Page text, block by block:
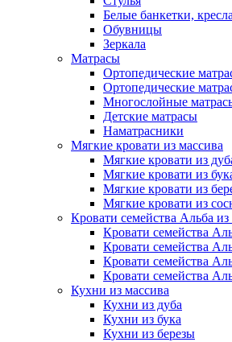
Белые банкетки,
Обувницы
Зеркала
Матрасы
Ортопедические
Ортопедические
Многослойные
Детские матрасы
Наматрасники
Мягкие кровати из массива
Мягкие кровати из
Мягкие кровати из
Мягкие кровати из
Мягкие кровати из
Кровати семейства Альба из
Кровати семейства
Кровати семейства
Кровати семейства
Кровати семейства
Кухни из массива
Кухни из дуба
Кухни из бука
Кухни из березы